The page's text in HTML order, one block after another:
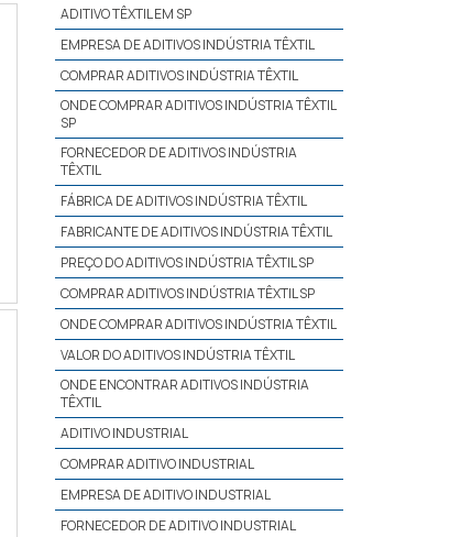
ADITIVO TÊXTIL EM SP
EMPRESA DE ADITIVOS INDÚSTRIA TÊXTIL
COMPRAR ADITIVOS INDÚSTRIA TÊXTIL
ONDE COMPRAR ADITIVOS INDÚSTRIA TÊXTIL
SP
FORNECEDOR DE ADITIVOS INDÚSTRIA
TÊXTIL
FÁBRICA DE ADITIVOS INDÚSTRIA TÊXTIL
FABRICANTE DE ADITIVOS INDÚSTRIA TÊXTIL
PREÇO DO ADITIVOS INDÚSTRIA TÊXTIL SP
COMPRAR ADITIVOS INDÚSTRIA TÊXTIL SP
ONDE COMPRAR ADITIVOS INDÚSTRIA TÊXTIL
VALOR DO ADITIVOS INDÚSTRIA TÊXTIL
ONDE ENCONTRAR ADITIVOS INDÚSTRIA
TÊXTIL
ADITIVO INDUSTRIAL
COMPRAR ADITIVO INDUSTRIAL
EMPRESA DE ADITIVO INDUSTRIAL
FORNECEDOR DE ADITIVO INDUSTRIAL